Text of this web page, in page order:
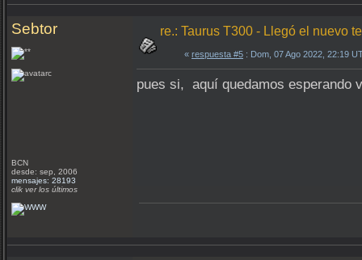
Sebtor
BCN
desde: sep, 2006
mensajes: 28193
clik ver los últimos
re.: Taurus T300 - Llegó el nuevo
« respuesta #5 : Dom, 07 Ago 2022, 22:19
pues si, aquí quedamos esperando